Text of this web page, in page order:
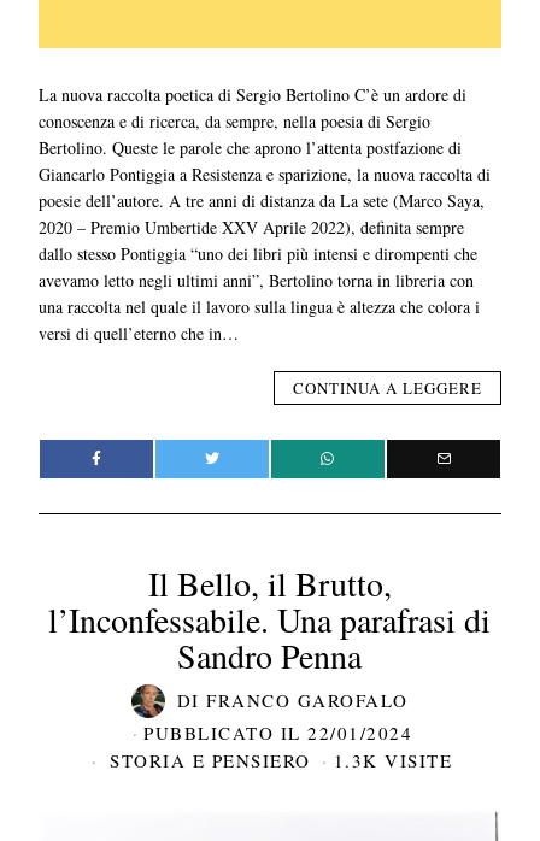
La nuova raccolta poetica di Sergio Bertolino C’è un ardore di
conoscenza e di ricerca, da sempre, nella poesia di Sergio
Bertolino. Queste le parole che aprono l’attenta postfazione di
Giancarlo Pontiggia a Resistenza e sparizione, la nuova raccolta di
poesie dell’autore. A tre anni di distanza da La sete (Marco Saya,
2020 – Premio Umbertide XXV Aprile 2022), definita sempre
dallo stesso Pontiggia “uno dei libri più intensi e dirompenti che
avevamo letto negli ultimi anni”, Bertolino torna in libreria con
una raccolta nel quale il lavoro sulla lingua è altezza che colora i
versi di quell’eterno che in…
CONTINUA A LEGGERE
Il Bello, il Brutto,
l’Inconfessabile. Una parafrasi di
Sandro Penna
DIFRANCO GAROFALO
PUBBLICATO IL 22/01/2024
STORIA E PENSIERO
1.3K VISITE